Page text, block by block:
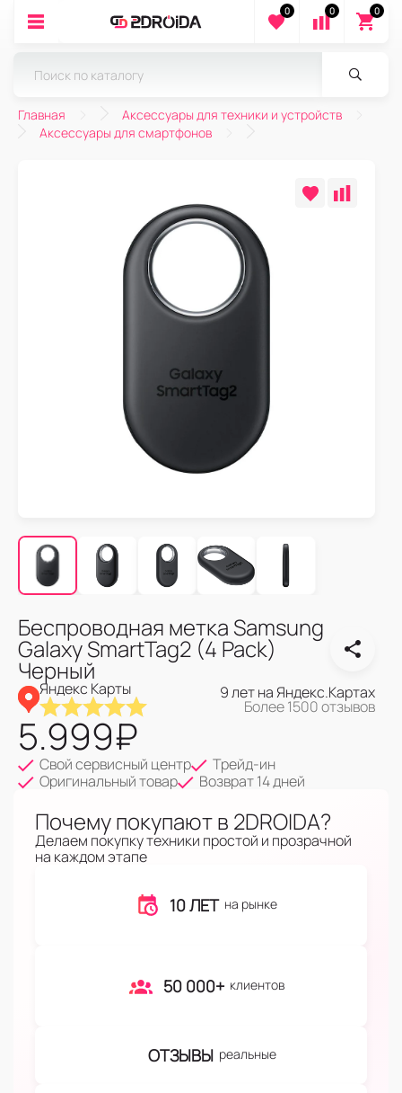
0 0 0
Главная
Аксессуары для техники и устройств
Аксессуары для смартфонов
Беспроводная метка Samsung
Galaxy SmartTag2 (4 Pack)
Черный
Яндекс Карты 9 лет на Яндекс.Картах
Более 1500 отзывов
5.999₽
Свой сервисный центр
Трейд-ин
Оригинальный товар
Возврат 14 дней
Почему покупают в 2DROIDA?
Делаем покупку техники простой и прозрачной
на каждом этапе
10 ЛЕТ на рынке
50 000+ клиентов
ОТЗЫВЫ реальные